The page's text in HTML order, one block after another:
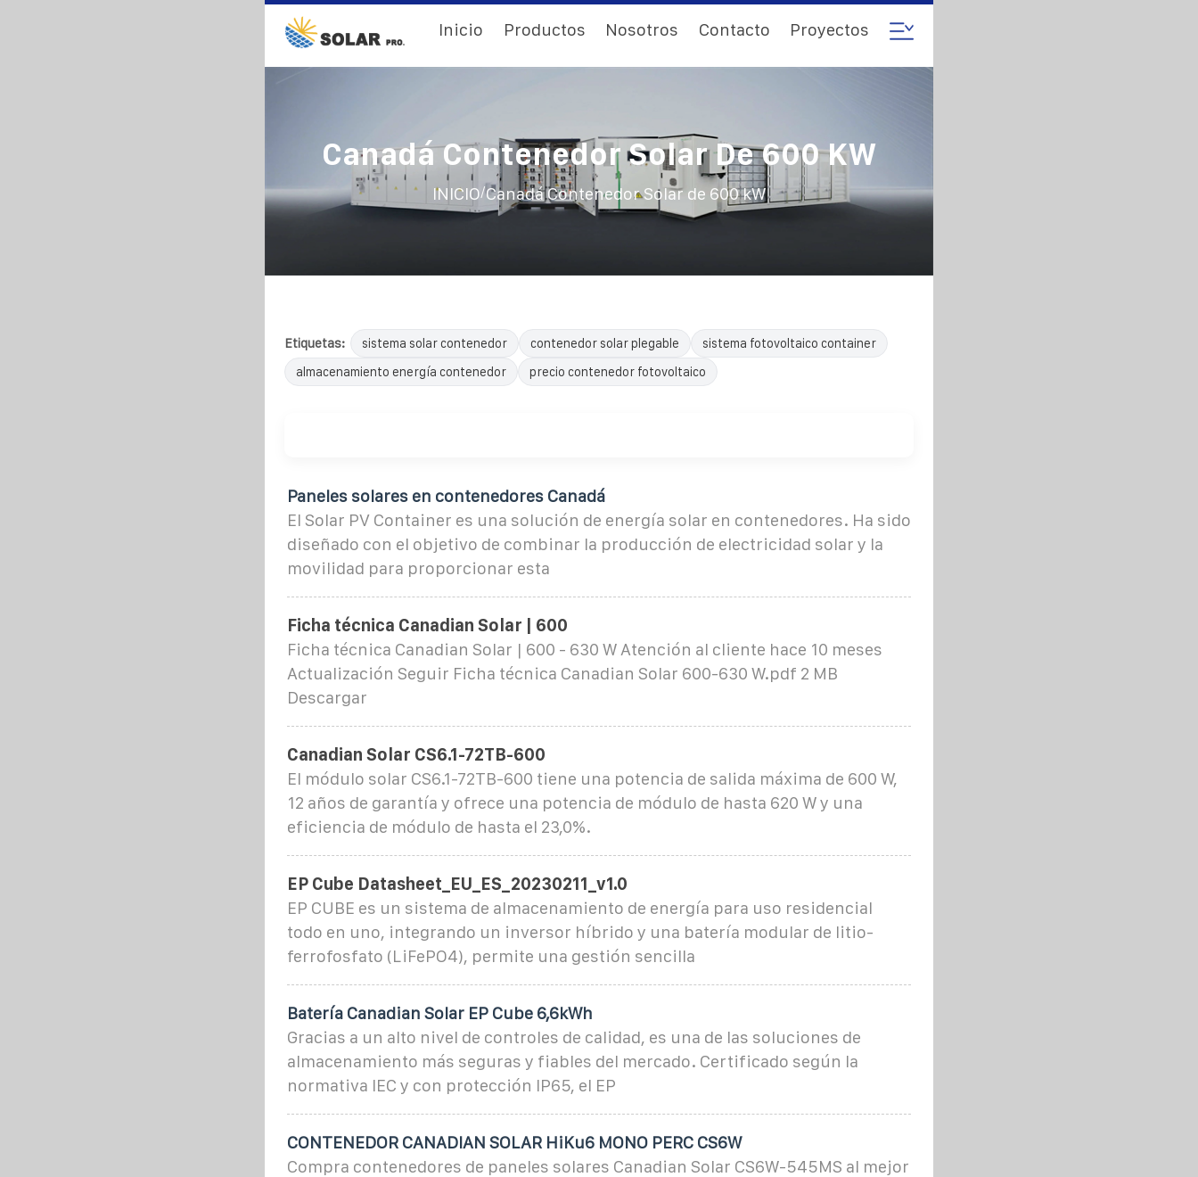
Inicio Productos Nosotros Contacto Proyectos
Canadá Contenedor Solar De 600 KW
INICIO/Canadá Contenedor Solar de 600 kW
Etiquetas: sistema solar contenedor contenedor solar plegable
sistema fotovoltaico container
almacenamiento energía contenedor
precio contenedor fotovoltaico
Paneles solares en contenedores Canadá
El Solar PV Container es una solución de energía solar en contenedores. Ha sido
diseñado con el objetivo de combinar la producción de electricidad solar y la
movilidad para proporcionar esta
Ficha técnica Canadian Solar | 600
Ficha técnica Canadian Solar | 600 - 630 W Atención al cliente hace 10 meses
Actualización Seguir Ficha técnica Canadian Solar 600-630 W.pdf 2 MB
Descargar
Canadian Solar CS6.1-72TB-600
El módulo solar CS6.1-72TB-600 tiene una potencia de salida máxima de 600 W,
12 años de garantía y ofrece una potencia de módulo de hasta 620 W y una
eficiencia de módulo de hasta el 23,0%.
EP Cube Datasheet_EU_ES_20230211_v1.0
EP CUBE es un sistema de almacenamiento de energía para uso residencial
todo en uno, integrando un inversor híbrido y una batería modular de litio-
ferrofosfato (LiFePO4), permite una gestión sencilla
Batería Canadian Solar EP Cube 6,6kWh
Gracias a un alto nivel de controles de calidad, es una de las soluciones de
almacenamiento más seguras y fiables del mercado. Certificado según la
normativa IEC y con protección IP65, el EP
CONTENEDOR CANADIAN SOLAR HiKu6 MONO PERC CS6W
Compra contenedores de paneles solares Canadian Solar CS6W-545MS al mejor